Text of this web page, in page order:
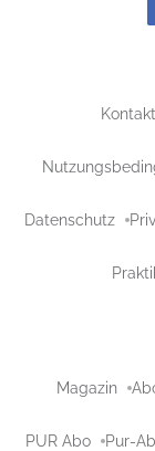
Kontakt
Datenschutz
Magazin
PUR Abo Pur-